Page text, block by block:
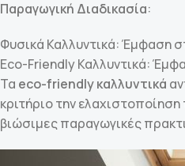
Παραγωγική Διαδικασία:
Φυσικά Καλλυντικά: Έμφαση
Eco-Friendly Καλλυντικά:
Τα eco-friendly καλλυντικά
κριτήριο την
βιώσιμες παραγωγικές